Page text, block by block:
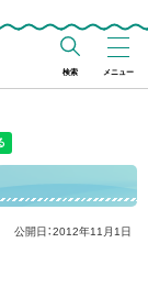
検索 メニュー
公開日：2012年11月1日